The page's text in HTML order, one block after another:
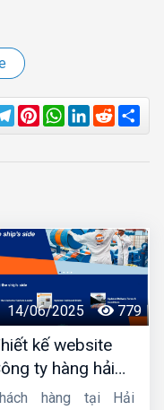
Telegram
Pinterest
WhatsApp
LinkedIn
Reddit
14/06/2025 779
kế website
ty hàng hải
minhhàng tại Hải